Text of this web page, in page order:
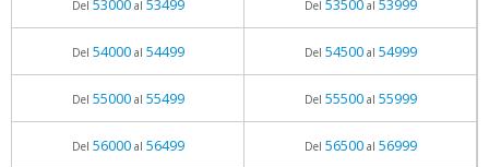
Del 53000al 53499 Del 53500al 53999
Del 54000al 54499 Del 54500al 54999
Del 55000al 55499 Del 55500al 55999
Del 56000al 56499 Del 56500al 56999